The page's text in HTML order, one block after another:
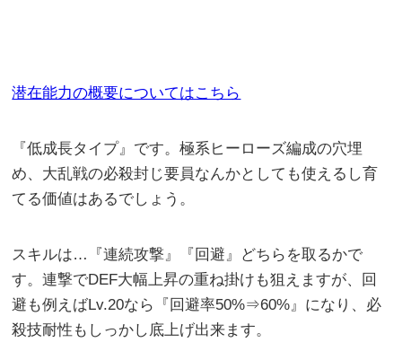
潜在能力の概要についてはこちら
『低成長タイプ』です。極系ヒーローズ編成の穴埋
め、大乱戦の必殺封じ要員なんかとしても使えるし育
てる価値はあるでしょう。
スキルは…『連続攻撃』『回避』どちらを取るかで
す。連撃でDEF大幅上昇の重ね掛けも狙えますが、回
避も例えばLv.20なら『回避率50%⇒60%』になり、必
殺技耐性もしっかし底上げ出来ます。